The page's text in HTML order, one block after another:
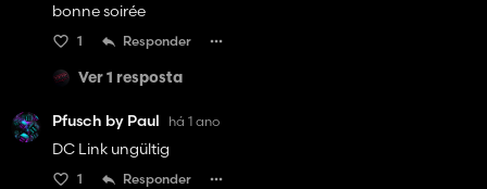
bonne soirée
1 Responder
Ver 1 resposta
Pfusch by Paul há 1 ano
DC Link ungültig
1 Responder